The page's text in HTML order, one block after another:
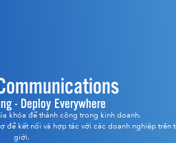
- Deploy Everywhere
khóa để thành công trong kinh doanh.
để kết nối và hợp tác với các doanh nghiệp trên
giới.